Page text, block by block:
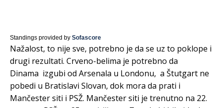
Standings provided by Sofascore
Nažalost, to nije sve, potrebno je da se uz to poklope i
drugi rezultati. Crveno-belima je potrebno da
Dinama izgubi od Arsenala u Londonu, a Štutgart ne
pobedi u Bratislavi Slovan, dok mora da prati i
Mančester siti i PSŽ. Mančester siti je trenutno na 22.